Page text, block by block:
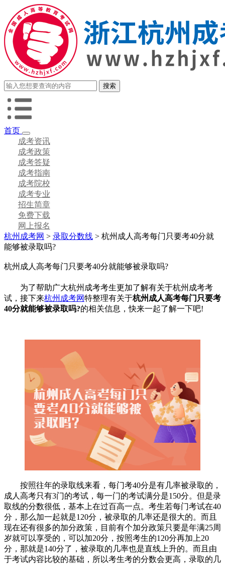
首页
成考资讯
成考政策
成考答疑
成考指南
成考院校
成考专业
招生简章
免费下载
网上报名
杭州成考网 > 录取分数线 > 杭州成人高考每门只要考40分就
能够被录取吗?
杭州成人高考每门只要考40分就能够被录取吗?
为了帮助广大杭州成考考生更加了解有关于杭州成考考
试，接下来杭州成考网特整理有关于杭州成人高考每门只要考
40分就能够被录取吗?的相关信息，快来一起了解一下吧!
按照往年的录取线来看，每门考40分是有几率被录取的，
成人高考只有3门的考试，每一门的考试满分是150分。但是录
取线的分数很低，基本上在过百高一点。考生若每门考试在40
分，那么加一起就是120分，被录取的几率还是很大的。而且
现在还有很多的加分政策，目前有个加分政策只要是年满25周
岁就可以享受的，可以加20分，按照考生的120分再加上20
分，那就是140分了，被录取的几率也是直线上升的。而且由
于考试内容比较的基础，所以考生考的分数会更高，录取的几